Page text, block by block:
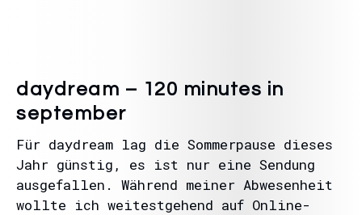
daydream – 120 minutes in
september
Für daydream lag die Sommerpause dieses
Jahr günstig, es ist nur eine Sendung
ausgefallen. Während meiner Abwesenheit
wollte ich weitestgehend auf Online-